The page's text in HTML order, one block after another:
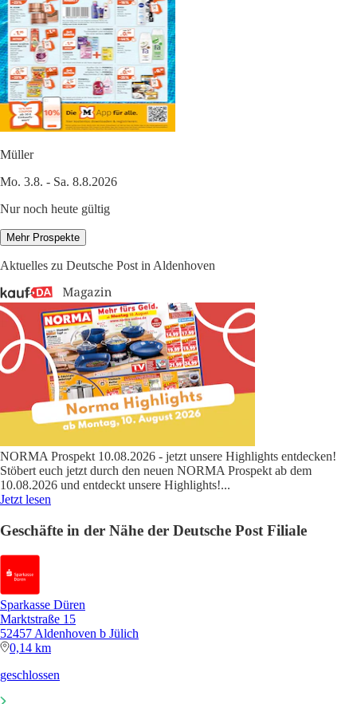
Müller
Mo. 3.8. - Sa. 8.8.2026
Nur noch heute gültig
Mehr Prospekte
Aktuelles zu Deutsche Post in Aldenhoven
NORMA Prospekt 10.08.2026 - jetzt unsere Highlights entdecken!
Stöbert euch jetzt durch den neuen NORMA Prospekt ab dem
10.08.2026 und entdeckt unsere Highlights!...
Jetzt lesen
Geschäfte in der Nähe der Deutsche Post Filiale
Sparkasse Düren
Marktstraße 15
52457 Aldenhoven b Jülich
0,14 km
geschlossen